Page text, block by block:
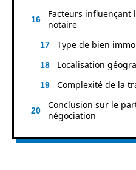
Facteurs influençant
notaire
Type de bien
Localisation
Complexité de la
Conclusion sur le
négociation